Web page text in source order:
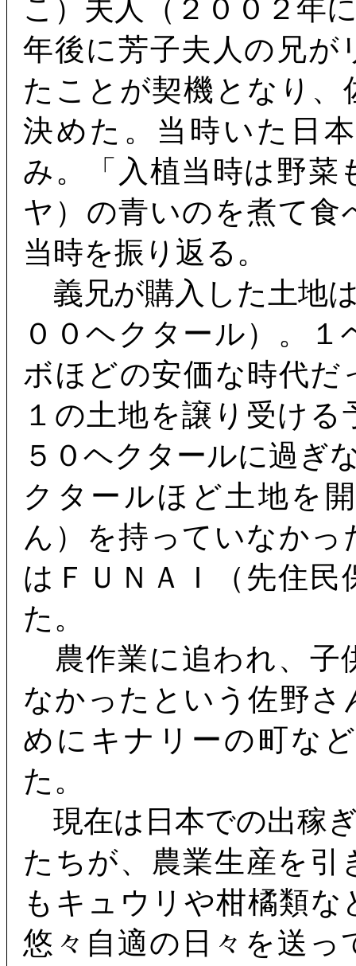
こ）夫人（２００２年
年後に芳子夫人の兄が
たことが契機となり
決めた。当時いた日
み。「入植当時は野菜
ヤ）の青いのを煮て
当時を振り返る。
義兄が購入した土地
００ヘクタール）。
ボほどの安価な時代だ
１の土地を譲り受け
５０ヘクタールに過ぎ
クタールほど土地を
ん）を持っていなか
はＦＵＮＡＩ（先住
た。
農作業に追われ、子
なかったという佐野
めにキナリーの町な
た。
現在は日本での出稼
たちが、農業生産を
もキュウリや柑橘類
悠々自適の日々を送っ